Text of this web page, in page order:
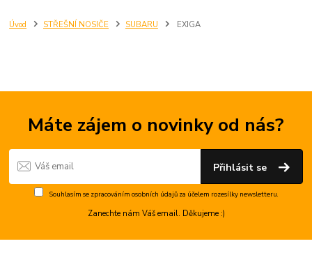
Úvod STŘEŠNÍ NOSIČE SUBARU EXIGA
Máte zájem o novinky od nás?
Přihlásit se
Souhlasím se zpracováním osobních údajůza účelem rozesílky newsletteru.
Zanechte nám Váš email. Děkujeme :)